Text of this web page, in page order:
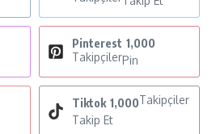
Pinterest 1,000
TakipçilerPin
Tiktok 1,000Takipçiler
Takip Et